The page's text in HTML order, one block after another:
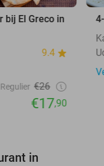
bij El Greco in
9.4
Regulier €26
€17,90
in